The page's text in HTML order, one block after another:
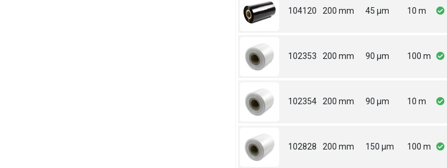
104120 200 mm 45 µm 10 m
102353 200 mm 90 µm 100 m
102354 200 mm 90 µm 10 m
102828 200 mm 150 µm 100 m